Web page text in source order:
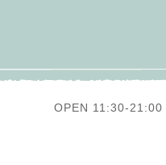
OPEN 11:30-